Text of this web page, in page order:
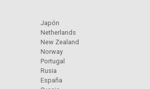
Japón
Netherlands
New Zealand
Norway
Portugal
Rusia
España